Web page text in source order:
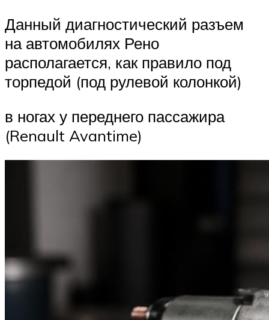
Данный диагностический разъем
на автомобилях Рено
располагается, как правило под
торпедой (под рулевой колонкой)
в ногах у переднего пассажира
(Renault Avantime)